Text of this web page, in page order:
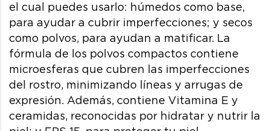
el cual puedes usarlo: húmedos como base,
para ayudar a cubrir imperfecciones; y secos
como polvos, para ayudan a matificar. La
fórmula de los polvos compactos contiene
microesferas que cubren las imperfecciones
del rostro, minimizando líneas y arrugas de
expresión. Además, contiene Vitamina E y
ceramidas, reconocidas por hidratar y nutrir la